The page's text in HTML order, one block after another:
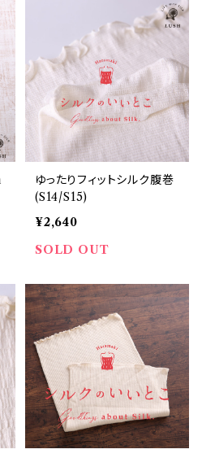
ゆったりフィットシルク腹巻
(S14/S15)
¥2,640
SOLD OUT